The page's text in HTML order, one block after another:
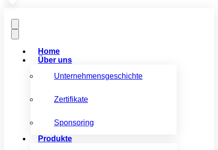
Home
Über uns
Unternehmensgeschichte
Zertifikate
Sponsoring
Produkte